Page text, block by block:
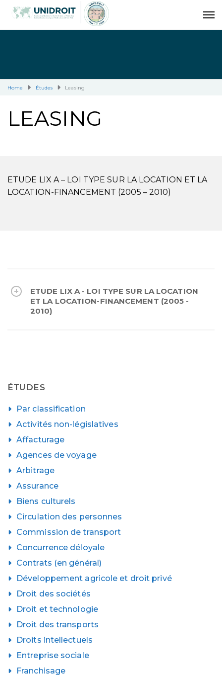
Home Études Leasing
LEASING
ETUDE LIX A – LOI TYPE SUR LA LOCATION ET LA
LOCATION-FINANCEMENT (2005 – 2010)
ETUDE LIX A - LOI TYPE SUR LA LOCATION
ET LA LOCATION-FINANCEMENT (2005 -
2010)
ÉTUDES
Par classification
Activités non-législatives
Affacturage
Agences de voyage
Arbitrage
Assurance
Biens culturels
Circulation des personnes
Commission de transport
Concurrence déloyale
Contrats (en général)
Développement agricole et droit privé
Droit des sociétés
Droit et technologie
Droit des transports
Droits intellectuels
Entreprise sociale
Franchisage